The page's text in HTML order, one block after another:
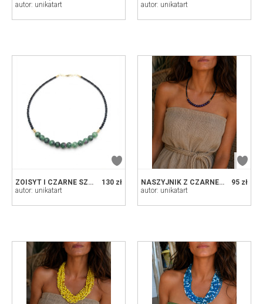
autor: unikatart
autor: unikatart
130 zł
ZOISYT I CZARNE SZKŁO - ELEGANCKI NASZYJNIK Z NUTĄ ZŁOTA
autor: unikatart
95 zł
NASZYJNIK Z CZARNEGO SZKŁA FASETOWANEGO Z FIOLETOWYMI KAMIENIAMI I HEMATYTEM
autor: unikatart